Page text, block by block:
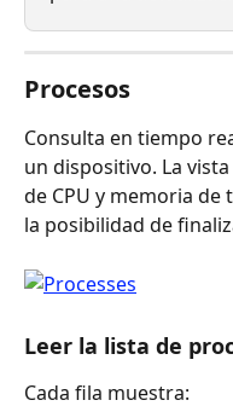
Procesos
Consulta en tiempo
un dispositivo. La
de CPU y memoria de
la posibilidad de
Leer la lista de
Cada fila muestra: